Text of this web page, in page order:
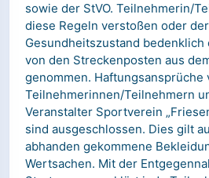
sowie der StVO. Teilnehmerin/
diese Regeln verstoßen oder
Gesundheitszustand
von den Streckenposten aus
genommen. Haftungsansprüche
Teilnehmerinnen/Teilnehmern
Veranstalter Sportverein
sind ausgeschlossen. Dies gilt
abhanden gekommene
Wertsachen. Mit der